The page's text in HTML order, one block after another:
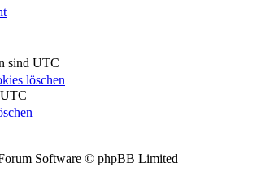
sind UTC
löschen
UTC
Software © phpBB Limited